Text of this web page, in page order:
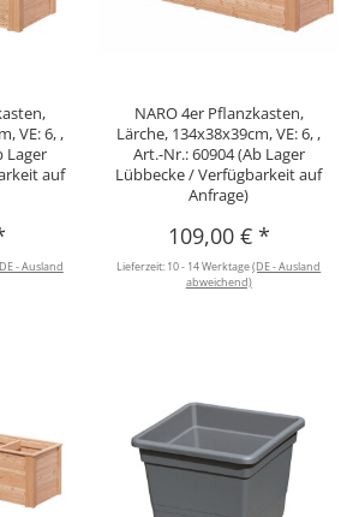
VE: 6, ,
Lager
auf
- Ausland
NARO 4er Pflanzkasten,
Lärche, 134x38x39cm, VE: 6, ,
Art.-Nr.: 60904 (Ab Lager
Lübbecke / Verfügbarkeit auf
Anfrage)
109,00 € *
Lieferzeit: 10 - 14 Werktage(DE - Ausland
abweichend)